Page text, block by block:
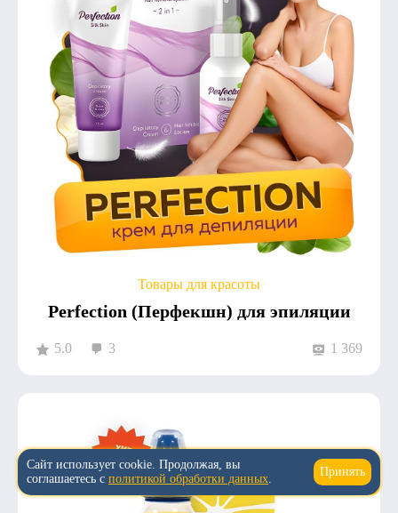
Товары для красоты
Perfection (Перфекшн) для эпиляции
5.0 3 1 369
↑
Сайт использует cookie. Продолжая, вы
соглашаетесь с политикой обработки данных.
Принять